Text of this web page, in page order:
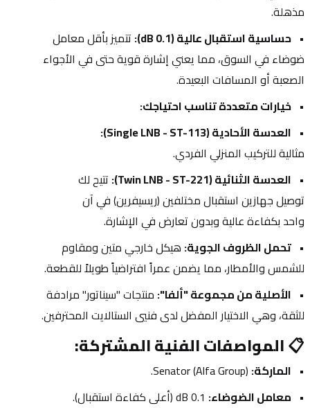
مذهلة.
حساسية استقبال عالية (0.1 dB):
الصعبة أو المسافات البعيدة.
خيارات متعددة تناسب احتياجك:
العدسة الأحادية (Single LNB - ST-113):
مثالية للتركيب المنزلي الفردي.
العدسة الثنائية (Twin LNB - ST-221):
واحد بكفاءة عالية وبدون تعارض في الإشارة.
تحمل الظروف الجوية:
للشمس والأمطار، مما يضمن عمراً افتراضياً طويلاً للقطعة.
الأصلية من مجموعة "ألفا":
للثقة، وهي الاختيار المفضل لدى فنيي الستالايت المحترفين.
📋 المواصفات الفنية المشتركة:
الماركة:
معامل الضوضاء: